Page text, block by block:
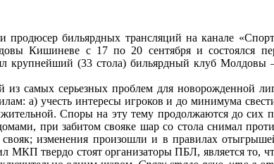
продюсер бильярдных трансляций на канале
Кишиневе с 17 по 20 сентября и состоялся
крупнейший (33 стола) бильярдный клуб
самых серьезных проблем для новорожденной
а) учесть интересы игроков и до минимума
Споры на эту тему продолжаются до
при забитом свояке шар со стола снимал
изменения произошли и в правилах
твердо стоят организаторы ПБЛ, является то,